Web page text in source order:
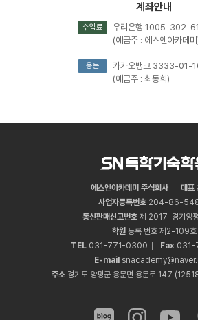
계좌안내
수업료
우리은행 1005-302-
(예금주 : 에스엔아카데
용돈
카카오뱅크 3333-01-
(예금주 : 최동희)
에스엔아카데미 주식회사 대표
사업자등록번호 204-86-
통신판매신고번호 제 2017-경기양
학원등록 번호 제2-109호
TEL 031 -771 -0300 Fax 031 -
E-mail
주소경기도 양평군 용문면 용문로 147